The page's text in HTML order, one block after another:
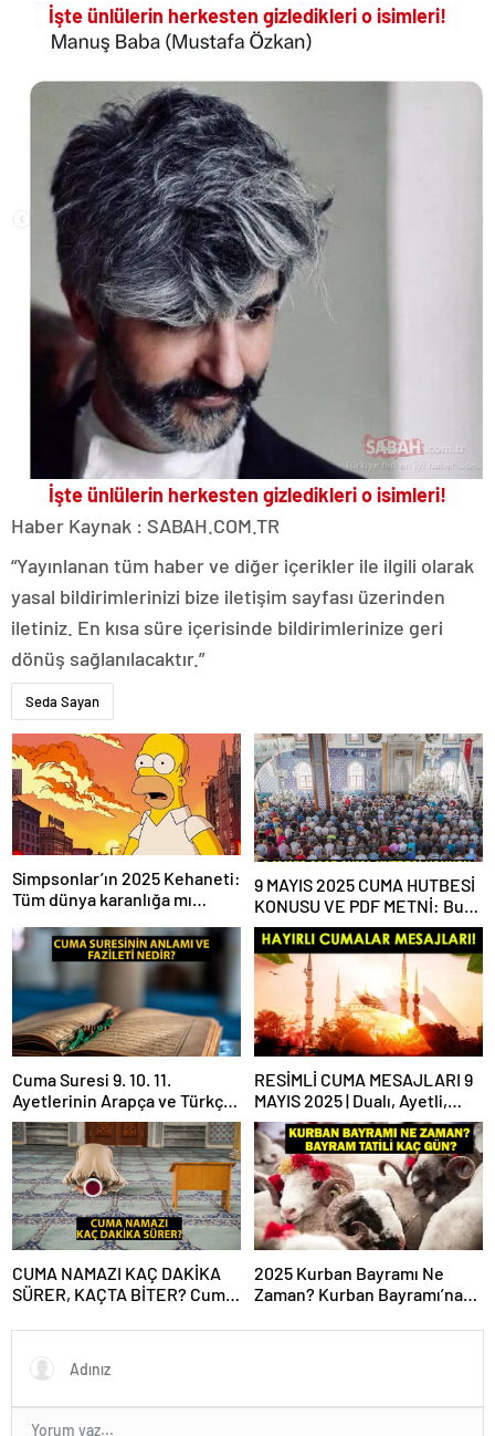
İşte ünlülerin herkesten gizledikleri o isimleri!
İşte ünlülerin herkesten gizledikleri o isimleri!
Haber Kaynak : SABAH.COM.TR
“Yayınlanan tüm haber ve diğer içerikler ile ilgili olarak
yasal bildirimlerinizi bize iletişim sayfası üzerinden
iletiniz. En kısa süre içerisinde bildirimlerinize geri
dönüş sağlanılacaktır.”
Seda Sayan
Simpsonlar’ın 2025 Kehaneti:
Tüm dünya karanlığa mı
9 MAYIS 2025 CUMA HUTBESİ
KONUSU VE PDF METNİ: Bu
haftaki Cuma hutbesi konusu
ne?
Cuma Suresi 9. 10. 11.
Ayetlerinin Arapça ve Türkçe
Okunuşu ile Meali: Cuma
Suresinin Anlamı ve Fazileti
Nedir?
RESİMLİ CUMA MESAJLARI 9
MAYIS 2025 | Dualı, Ayetli,
Hadisli, Yazılı, En Yeni Cuma
Mesajları ve Sözleri!
CUMA NAMAZI KAÇ DAKİKA
SÜRER, KAÇTA BİTER? Cuma
Namazı Süresi Diyanet!
2025 Kurban Bayramı Ne
Zaman? Kurban Bayramı’na
Kaç Gün? 2025 Dini Günler